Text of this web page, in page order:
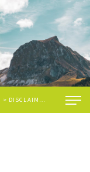
> DISCLAIMER ANLAGEGESCHÄFT